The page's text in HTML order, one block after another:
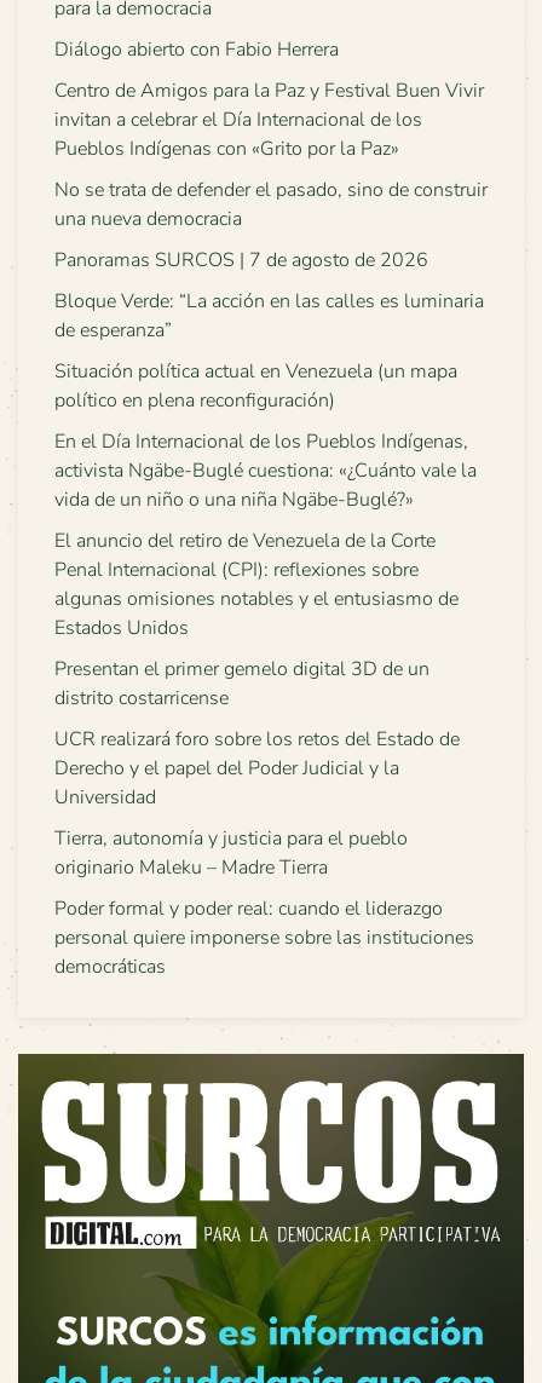
para la democracia
Diálogo abierto con Fabio Herrera
Centro de Amigos para la Paz y Festival Buen Vivir
invitan a celebrar el Día Internacional de los
Pueblos Indígenas con «Grito por la Paz»
No se trata de defender el pasado, sino de construir
una nueva democracia
Panoramas SURCOS | 7 de agosto de 2026
Bloque Verde: “La acción en las calles es luminaria
de esperanza”
Situación política actual en Venezuela (un mapa
político en plena reconfiguración)
En el Día Internacional de los Pueblos Indígenas,
activista Ngäbe-Buglé cuestiona: «¿Cuánto vale la
vida de un niño o una niña Ngäbe-Buglé?»
El anuncio del retiro de Venezuela de la Corte
Penal Internacional (CPI): reflexiones sobre
algunas omisiones notables y el entusiasmo de
Estados Unidos
Presentan el primer gemelo digital 3D de un
distrito costarricense
UCR realizará foro sobre los retos del Estado de
Derecho y el papel del Poder Judicial y la
Universidad
Tierra, autonomía y justicia para el pueblo
originario Maleku – Madre Tierra
Poder formal y poder real: cuando el liderazgo
personal quiere imponerse sobre las instituciones
democráticas